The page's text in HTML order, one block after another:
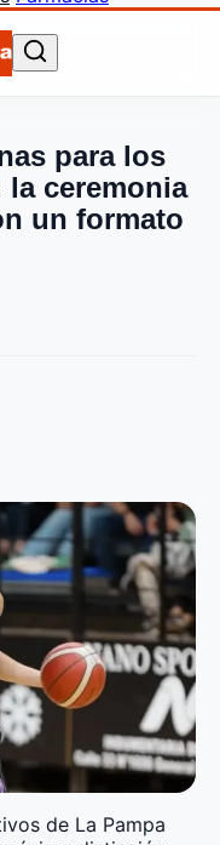
para los
la ceremonia
un formato
de La Pampa